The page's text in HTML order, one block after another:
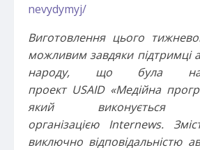
nevydymyj/
Виготовлення цього
можливим завдякипідтримці
народу, що була
проект USAID«Медійна
який виконується
організацією Internews.
виключно відповідальністю